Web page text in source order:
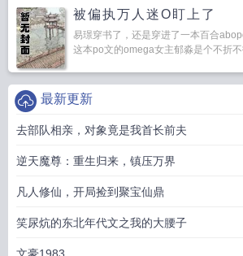
被偏执万人迷O盯上了
易璟穿书了，还是穿进了一本百合
这本po文的omega女主郁淼是个不折
最新更新
去部队相亲，对象竟是我首长前夫
逆天魔尊：重生归来，镇压万界
凡人修仙，开局捡到聚宝仙鼎
笑尿炕的东北年代文之我的大腰子